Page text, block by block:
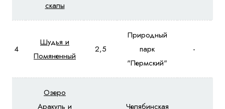
скалы
4
Шудья и
Помяненный
2,5
Природный
парк
"Пермский"
-
Озеро
Аракуль и
Челябинская